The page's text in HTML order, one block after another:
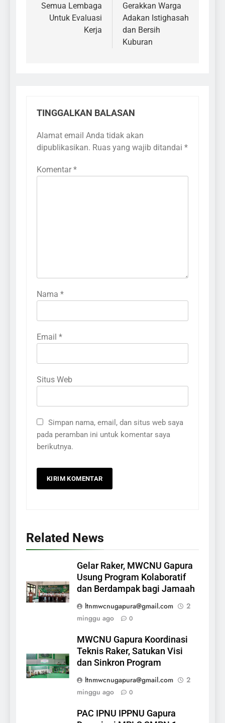
Semua Lembaga
Untuk Evaluasi
Kerja
Gerakkan Warga
Adakan Istighasah
dan Bersih
Kuburan
TINGGALKAN BALASAN
Alamat email Anda tidak akan
dipublikasikan. Ruas yang wajib ditandai *
Komentar *
Nama *
Email *
Situs Web
Simpan nama, email, dan situs web saya
pada peramban ini untuk komentar saya
berikutnya.
Related News
Gelar Raker, MWCNU Gapura
Usung Program Kolaboratif
dan Berdampak bagi Jamaah
ltnmwcnugapura@gmail.com
2
minggu ago
0
MWCNU Gapura Koordinasi
Teknis Raker, Satukan Visi
dan Sinkron Program
ltnmwcnugapura@gmail.com
2
minggu ago
0
PAC IPNU IPPNU Gapura